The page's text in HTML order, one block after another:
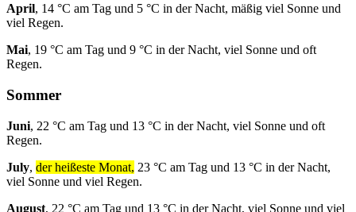
April, 14 °C am Tag und 5 °C in der Nacht, mäßig viel Sonne und
viel Regen.
Mai, 19 °C am Tag und 9 °C in der Nacht, viel Sonne und oft
Regen.
Sommer
Juni, 22 °C am Tag und 13 °C in der Nacht, viel Sonne und oft
Regen.
July, der heißeste Monat, 23 °C am Tag und 13 °C in der Nacht,
viel Sonne und viel Regen.
August, 22 °C am Tag und 13 °C in der Nacht, viel Sonne und viel